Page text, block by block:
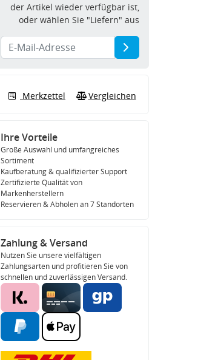
der Artikel wieder verfügbar ist,
oder wählen Sie "Liefern" aus
Merkzettel Vergleichen
Ihre Vorteile
Große Auswahl und umfangreiches
Sortiment
Kaufberatung & qualifizierter Support
Zertifizierte Qualität von
Markenherstellern
Reservieren & Abholen an 7 Standorten
Zahlung & Versand
Nutzen Sie unsere vielfältigen
Zahlungsarten und profitieren Sie von
schnellen und zuverlässigen Versand.